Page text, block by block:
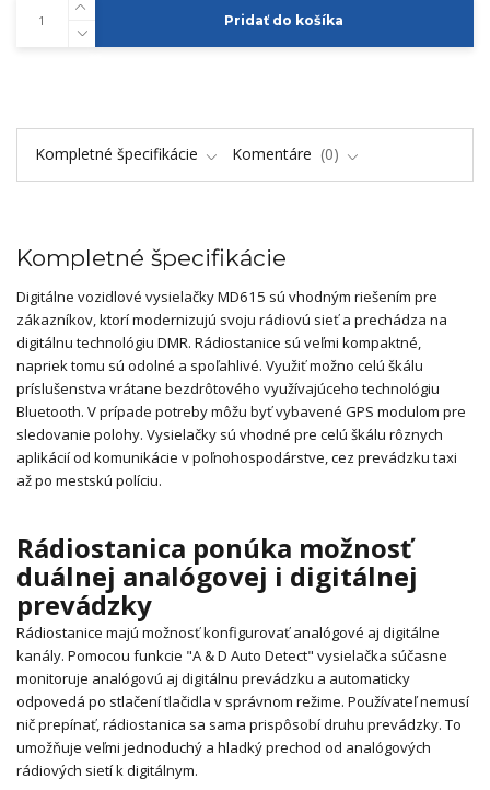
Pridať do košíka
Kompletné špecifikácie Komentáre 0
Kompletné špecifikácie
Digitálne vozidlové vysielačky MD615 sú vhodným riešením pre
zákazníkov, ktorí modernizujú svoju rádiovú sieť a prechádza na
digitálnu technológiu DMR. Rádiostanice sú veľmi kompaktné,
napriek tomu sú odolné a spoľahlivé. Využiť možno celú škálu
príslušenstva vrátane bezdrôtového využívajúceho technológiu
Bluetooth. V prípade potreby môžu byť vybavené GPS modulom pre
sledovanie polohy. Vysielačky sú vhodné pre celú škálu rôznych
aplikácií od komunikácie v poľnohospodárstve, cez prevádzku taxi
až po mestskú políciu.
Rádiostanica ponúka možnosť
duálnej analógovej i digitálnej
prevádzky
Rádiostanice majú možnosť konfigurovať analógové aj digitálne
kanály. Pomocou funkcie "A & D Auto Detect" vysielačka súčasne
monitoruje analógovú aj digitálnu prevádzku a automaticky
odpovedá po stlačení tlačidla v správnom režime. Používateľ nemusí
nič prepínať, rádiostanica sa sama prispôsobí druhu prevádzky. To
umožňuje veľmi jednoduchý a hladký prechod od analógových
rádiových sietí k digitálnym.